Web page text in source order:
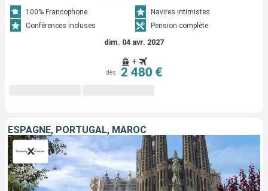
100% Francophone
Navires intimistes
Conférences incluses
Pension complète
dim. 04 avr. 2027
+
dès 2 480 €
ESPAGNE, PORTUGAL, MAROC